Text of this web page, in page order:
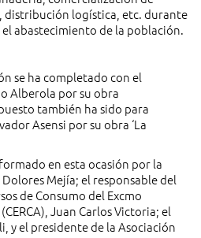
logística, etc. durante
abastecimiento de la población.
se ha completado con el
Alberola por su obra
también ha sido para
Asensi por su obra ‘La
en esta ocasión por la
Mejía; el responsable del
de Consumo del Excmo
Juan Carlos Victoria; el
y el presidente de la Asociación